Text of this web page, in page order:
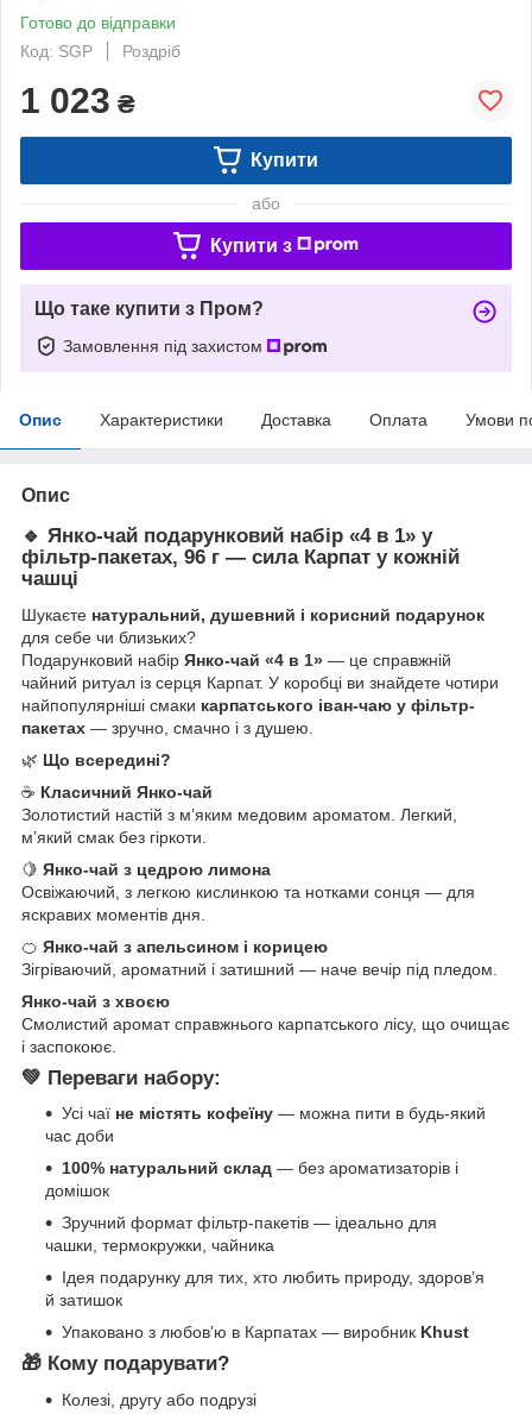
Готово до відправки
Код: SGP
Роздріб
1 023 ₴
Купити
або
Купити з
Що таке купити з Пром?
Замовлення під захистом
Опис Характеристики Доставка Оплата Умови
Опис
🔹 Янко-чай подарунковий набір «4 в 1» у
фільтр-пакетах, 96 г — сила Карпат у кожній
чашці
Шукаєте натуральний, душевний і корисний подарунок
для себе чи близьких?
Подарунковий набір Янко-чай «4 в 1» — це справжній
чайний ритуал із серця Карпат. У коробці ви знайдете чотири
найпопулярніші смаки карпатського іван-чаю у фільтр-
пакетах — зручно, смачно і з душею.
🌿 Що всередині?
☕ Класичний Янко-чай
Золотистий настій з м’яким медовим ароматом. Легкий,
м’який смак без гіркоти.
🍋 Янко-чай з цедрою лимона
Освіжаючий, з легкою кислинкою та нотками сонця — для
яскравих моментів дня.
🍊 Янко-чай з апельсином і корицею
Зігріваючий, ароматний і затишний — наче вечір під пледом.
Янко-чай з хвоєю
Смолистий аромат справжнього карпатського лісу, що очищає
і заспокоює.
💚 Переваги набору:
Усі чаї не містять кофеїну — можна пити в будь-який
час доби
100% натуральний склад — без ароматизаторів і
домішок
Зручний формат фільтр-пакетів — ідеально для
чашки, термокружки, чайника
Ідея подарунку для тих, хто любить природу, здоров’я
й затишок
Упаковано з любов’ю в Карпатах — виробник Khust
🎁 Кому подарувати?
Колезі, другу або подрузі